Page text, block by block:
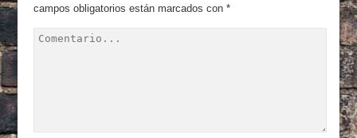
campos obligatorios están marcados con*